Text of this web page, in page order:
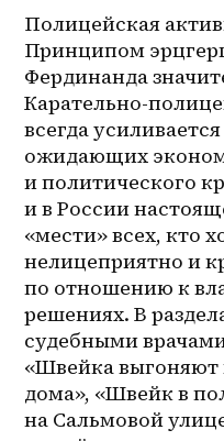
Полицейская
Принципом
Фердинанда
Карательно-
всегда усиливается
ожидающих
и политического
и в России
«мести» всех, кто
нелицеприятно и
по отношению к
решениях. В
судебными
«Швейка выгоняют
дома», «Швейк в
на Сальмовой